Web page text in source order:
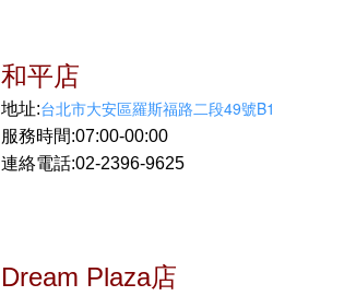
和平店
地址:台北市大安區羅斯福路二段49號B1
服務時間:07:00-00:00
連絡電話:02-2396-9625
Dream Plaza店